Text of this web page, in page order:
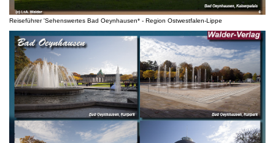
Reiseführer 'Sehenswertes Bad Oeynhausen* - Region Ostwestfalen-Lippe